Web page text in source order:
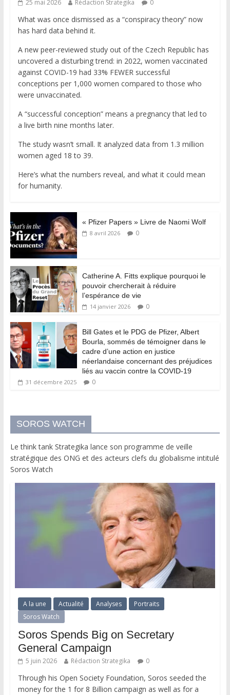
25 mai 2026 Rédaction Strategika 0
What was once dismissed as a “conspiracy theory” now
has hard data behind it.
A new peer-reviewed study out of the Czech Republic has
uncovered a disturbing trend: in 2022, women vaccinated
against COVID-19 had 33% FEWER successful
conceptions per 1,000 women compared to those who
were unvaccinated.
A “successful conception” means a pregnancy that led to
a live birth nine months later.
The study wasn’t small. It analyzed data from 1.3 million
women aged 18 to 39.
Here’s what the numbers reveal, and what it could mean
for humanity.
« Pfizer Papers » Livre de Naomi Wolf
8 avril 2026 0
Catherine A. Fitts explique pourquoi le
pouvoir chercherait à réduire
l’espérance de vie
14 janvier 2026 0
Bill Gates et le PDG de Pfizer, Albert
Bourla, sommés de témoigner dans le
cadre d’une action en justice
néerlandaise concernant des préjudices
liés au vaccin contre la COVID-19
31 décembre 2025 0
SOROS WATCH
Le think tank Strategika lance son programme de veille
stratégique des ONG et des acteurs clefs du globalisme intitulé
Soros Watch
A la une Actualité Analyses
Portraits
Soros Watch
Soros Spends Big on Secretary
General Campaign
5 juin 2026 Rédaction Strategika 0
Through his Open Society Foundation, Soros seeded the
money for the 1 for 8 Billion campaign as well as for a